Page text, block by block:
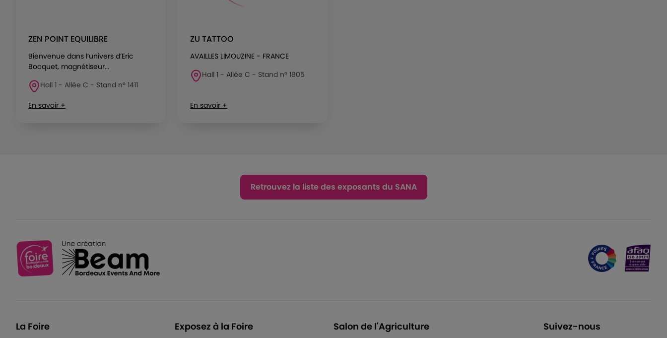
ZEN POINT EQUILIBRE
Bienvenue dans l’univers d’Eric
Bocquet, magnétiseur...
Hall 1 - Allée C - Stand n° 1411
En savoir +
ZU TATTOO
AVAILLES LIMOUZINE - FRANCE
Hall 1 - Allée C - Stand n° 1805
En savoir +
Retrouvez la liste des exposants du SANA
La Foire Exposez à la Foire Salon de l'Agriculture Suivez-nous